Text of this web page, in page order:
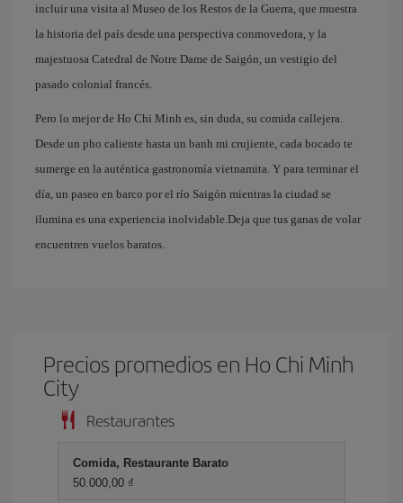
incluir una visita al Museo de los Restos de la Guerra, que muestra
la historia del país desde una perspectiva conmovedora, y la
majestuosa Catedral de Notre Dame de Saigón, un vestigio del
pasado colonial francés.
Pero lo mejor de Ho Chi Minh es, sin duda, su comida callejera.
Desde un pho caliente hasta un banh mi crujiente, cada bocado te
sumerge en la auténtica gastronomía vietnamita. Y para terminar el
día, un paseo en barco por el río Saigón mientras la ciudad se
ilumina es una experiencia inolvidable.Deja que tus ganas de volar
encuentren vuelos baratos.
Precios promedios en Ho Chi Minh
City
Restaurantes
Comida, Restaurante Barato
50.000,00 ₫